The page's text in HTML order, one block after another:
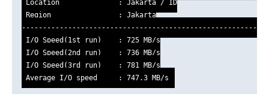
Location              : Jakarta / ID
Region                : Jakarta
I/O Speed(1st run)    : 725 MB/s
I/O Speed(2nd run)    : 736 MB/s
I/O Speed(3rd run)    : 781 MB/s
Average I/O speed     : 747.3 MB/s